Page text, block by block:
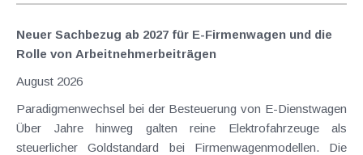
Neuer Sachbezug ab 2027 für E-Firmenwagen und die
Rolle von Arbeitnehmer​­beiträgen
August 2026
Paradigmenwechsel bei der Besteuerung von E-Dienstwagen
Über Jahre hinweg galten reine Elektrofahrzeuge als
steuerlicher Goldstandard bei Firmenwagenmodellen. Die